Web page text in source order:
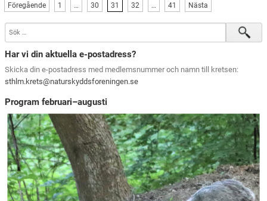
Föregående 1 … 30 31 32 … 41 Nästa
Har vi din aktuella e-postadress?
Skicka din e-postadress med medlemsnummer och namn till kretsen:
sthlm.krets@naturskyddsforeningen.se
Program februari–augusti